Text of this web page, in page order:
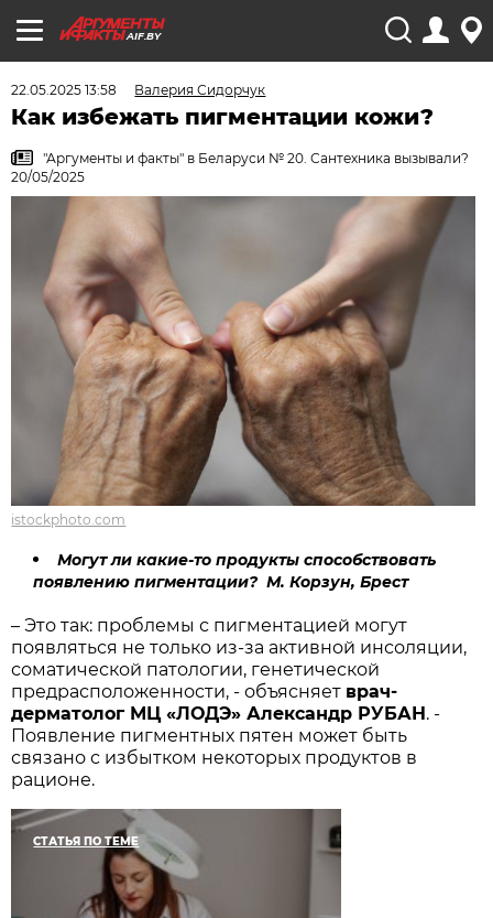
AIF.BY
22.05.2025 13:58 Валерия Сидорчук
Как избежать пигментации кожи?
"Аргументы и факты" в Беларуси № 20. Сантехника вызывали?
20/05/2025
istockphoto.com
Могут ли какие-то продукты способствовать
появлению пигментации? М. Корзун, Брест
– Это так: проблемы с пигментацией могут
появляться не только из-за активной инсоляции,
соматической патологии, генетической
предрасположенности, - объясняет врач-
дерматолог МЦ «ЛОДЭ» Александр РУБАН . -
Появление пигментных пятен может быть
связано с избытком некоторых продуктов в
рационе.
СТАТЬЯ ПО ТЕМЕ